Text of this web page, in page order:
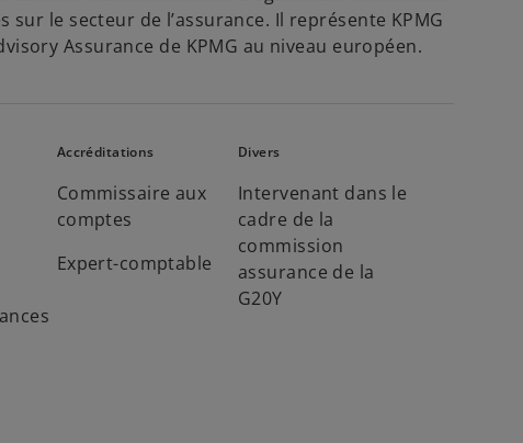
le secteur de l’assurance. Il représente KPMG
Assurance de KPMG au niveau européen.
Accréditations
Commissaire aux
comptes
Expert-comptable
Divers
Intervenant dans le
cadre de la
commission
assurance de la
G20Y